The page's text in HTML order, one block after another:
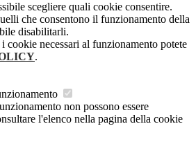
scegliere quali cookie consentire.
che consentono il funzionamento della
disabilitarli.
cookie necessari al funzionamento potete
.
non possono essere
l'elenco nella pagina della cookie